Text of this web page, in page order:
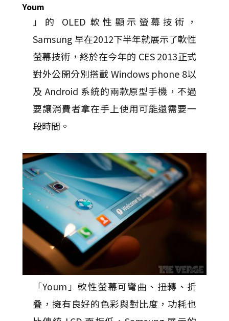
Youm
」的 OLED 軟性顯示螢幕技術，
Samsung 早在2012下半年就展示了軟性
螢幕技術，終於在今年的 CES 2013正式
對外公開分別搭載 Windows phone 8以
及 Android 系統的兩款原型手機，不過
要讓消費者拿在手上使用可能還需要一
段時間。
「Youm」軟性螢幕可彎曲、扭轉、折
叠，擁有良好的色彩與對比度，功耗也